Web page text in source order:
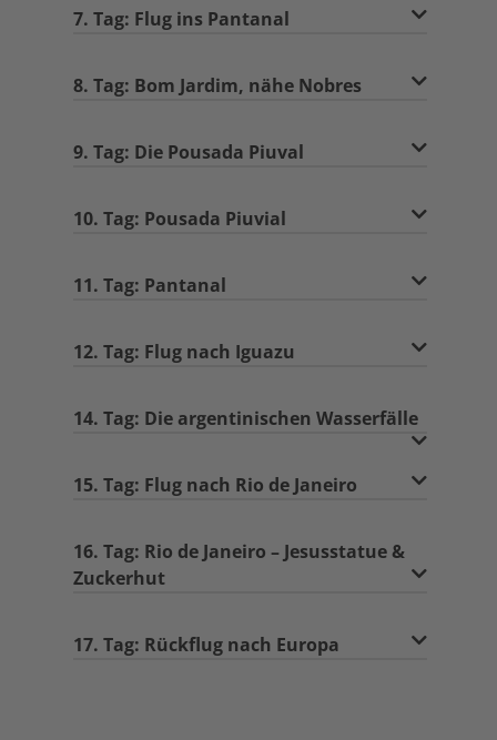
7. Tag: Flug ins Pantanal
8. Tag: Bom Jardim, nähe Nobres
9. Tag: Die Pousada Piuval
10. Tag: Pousada Piuvial
11. Tag: Pantanal
12. Tag: Flug nach Iguazu
14. Tag: Die argentinischen Wasserfälle
15. Tag: Flug nach Rio de Janeiro
16. Tag: Rio de Janeiro – Jesusstatue &
Zuckerhut
17. Tag: Rückflug nach Europa